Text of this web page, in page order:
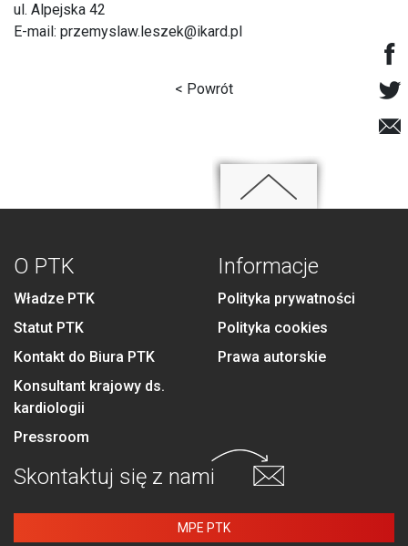
ul. Alpejska 42
E-mail: przemyslaw.leszek@ikard.pl
< Powrót
O PTK
Władze PTK
Statut PTK
Kontakt do Biura PTK
Konsultant krajowy ds.
kardiologii
Pressroom
Informacje
Polityka prywatności
Polityka cookies
Prawa autorskie
Skontaktuj się z nami
MPE PTK